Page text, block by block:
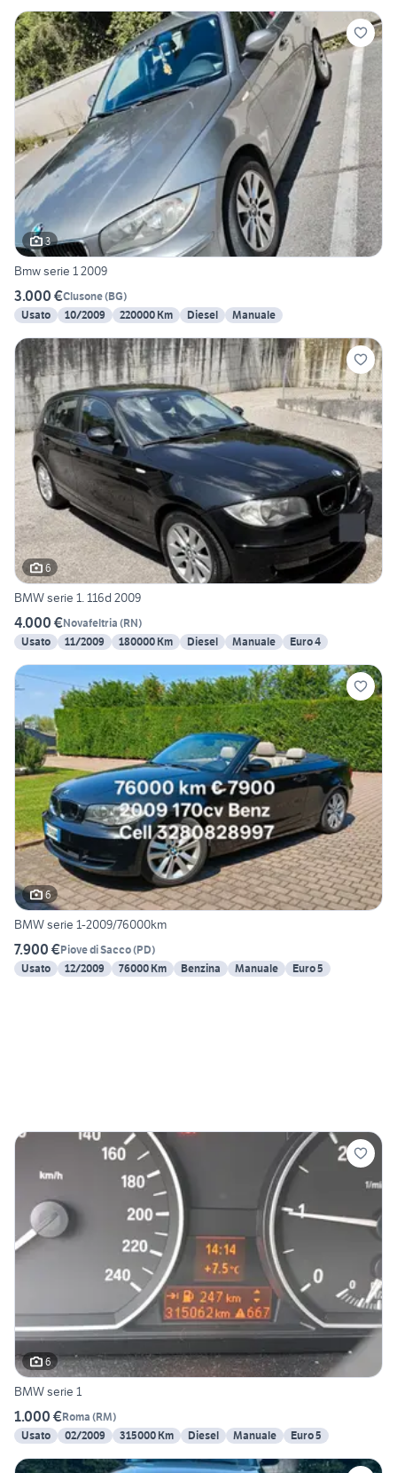
3
Bmw serie 1 2009
3.000 €Clusone(BG)
Usato
10/2009 220000 Km Diesel Manuale
6
BMW serie 1. 116d 2009
4.000 €Novafeltria (RN)
Usato
11/2009 180000 Km Diesel Manuale Euro 4
6
BMW serie 1-2009/76000km
7.900 €Piove di Sacco(PD)
Usato
12/2009 76000 Km Benzina Manuale Euro 5
6
BMW serie 1
1.000 €Roma (RM)
Usato
02/2009 315000 Km Diesel Manuale Euro 5